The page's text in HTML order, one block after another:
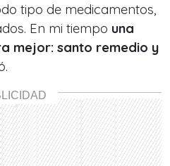
tipo de medicamentos,
En mi tiempo una
mejor: santo remedio y